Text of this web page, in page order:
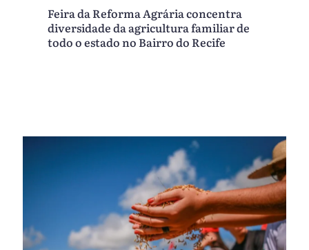
Feira da Reforma Agrária concentra
diversidade da agricultura familiar de
todo o estado no Bairro do Recife